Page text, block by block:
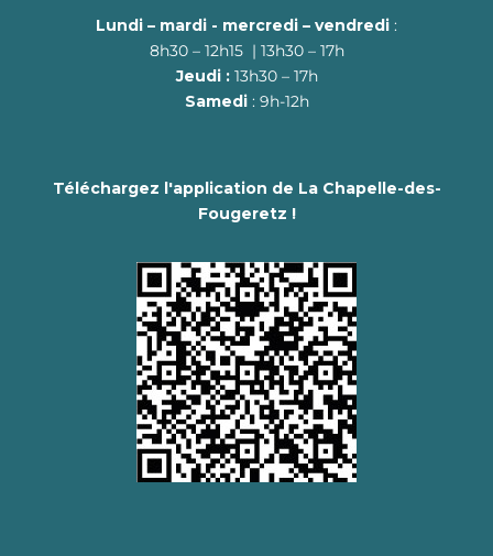
Lundi – mardi - mercredi – vendredi :
8h30 – 12h15 | 13h30 – 17h
Jeudi :13h30 – 17h
Samedi : 9h-12h
Téléchargez l'application de La Chapelle-des-
Fougeretz !